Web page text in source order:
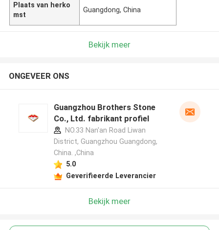
Plaats van herko
mst
Guangdong, China
Bekijk meer
ONGEVEER ONS
Guangzhou Brothers Stone
Co., Ltd. fabrikant profiel
NO.33 Nan'an Road Liwan
District, Guangzhou Guangdong,
China. ,China
5.0
Geverifieerde Leverancier
Bekijk meer